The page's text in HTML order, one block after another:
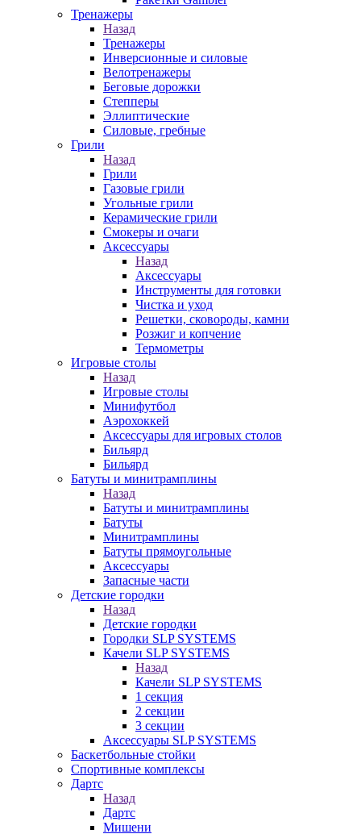
Тренажеры
Назад
Тренажеры
Инверсионные и силовые
Велотренажеры
Беговые дорожки
Степперы
Эллиптические
Силовые, гребные
Грили
Назад
Грили
Газовые грили
Угольные грили
Керамические грили
Смокеры и очаги
Аксессуары
Назад
Аксессуары
Инструменты для готовки
Чистка и уход
Решетки, сковороды, камни
Розжиг и копчение
Термометры
Игровые столы
Назад
Игровые столы
Минифутбол
Аэрохоккей
Аксессуары для игровых столов
Бильяpд
Бильяpд
Батуты и минитрамплины
Назад
Батуты и минитрамплины
Батуты
Минитрамплины
Батуты прямоугольные
Аксессуары
Запасные части
Детские городки
Назад
Детские городки
Городки SLP SYSTEMS
Качели SLP SYSTEMS
Назад
Качели SLP SYSTEMS
1 секция
2 секции
3 секции
Аксессуары SLP SYSTEMS
Баскетбольные стойки
Спортивные комплексы
Дартс
Назад
Дартс
Мишени